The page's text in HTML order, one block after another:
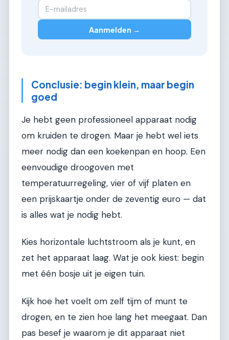
Aanmelden →
Conclusie: begin klein, maar begin
goed
Je hebt geen professioneel apparaat nodig
om kruiden te drogen. Maar je hebt wel iets
meer nodig dan een koekenpan en hoop. Een
eenvoudige droogoven met
temperatuurregeling, vier of vijf platen en
een prijskaartje onder de zeventig euro — dat
is alles wat je nodig hebt.
Kies horizontale luchtstroom als je kunt, en
zet het apparaat laag. Wat je ook kiest: begin
met één bosje uit je eigen tuin.
Kijk hoe het voelt om zelf tijm of munt te
drogen, en te zien hoe lang het meegaat. Dan
pas besef je waarom je dit apparaat niet